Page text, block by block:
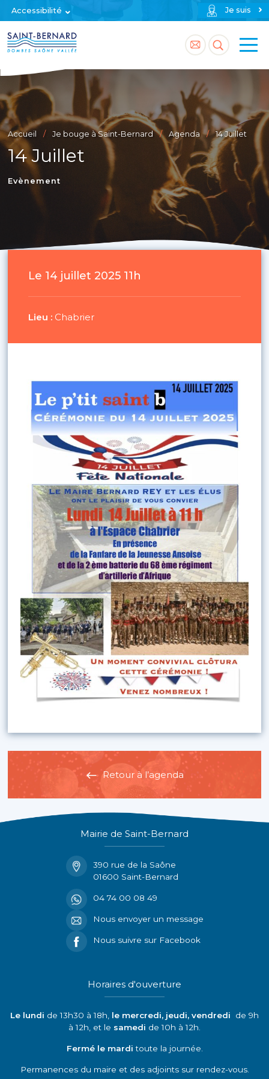
Accessibilité Je suis
Accéder
à
la
page
contact
Accéder
à
Accueil Je bouge à Saint-Bernard Agenda 14 Juillet
14 Juillet
Evènement
Le 14 juillet 2025 11h
Lieu : Chabrier
Retour à l’agenda
Mairie de Saint-Bernard
390 rue de la Saône
01600 Saint-Bernard
04 74 00 08 49
Nous envoyer un message
Nous suivre sur Facebook
Horaires d'ouverture
Le lundi de 13h30 à 18h, le mercredi, jeudi, vendredi de 9h
à 12h, et le samedi de 10h à 12h.
Fermé le marditoute la journée.
Permanences du maire et des adjoints sur rendez-vous.